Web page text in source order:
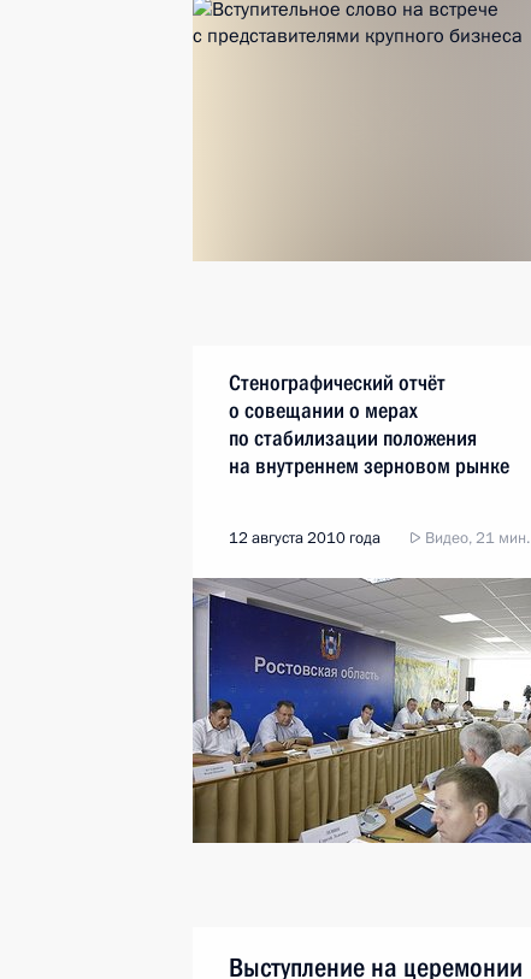
Стенографический отчёт
о совещании о мерах
по стабилизации положения
на внутреннем зерновом рынке
12 августа 2010 года Видео, 21 мин.
Выступление на церемонии